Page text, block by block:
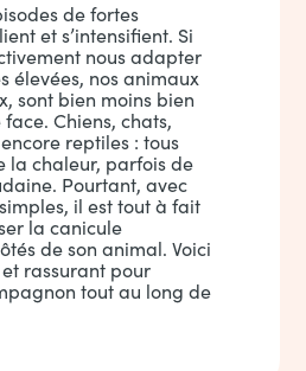
de fortes
et s’intensifient. Si
nous adapter
élevées, nos animaux
sont bien moins bien
Chiens, chats,
reptiles : tous
la chaleur, parfois de
Pourtant, avec
il est tout à fait
la canicule
de son animal. Voici
rassurant pour
tout au long de